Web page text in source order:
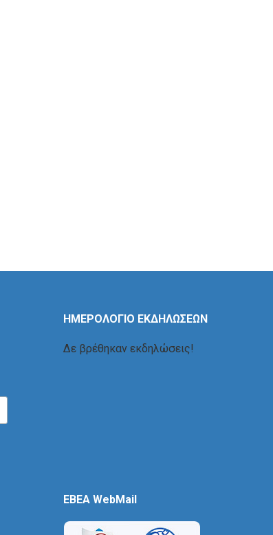
ΗΜΕΡΟΛΟΓΙΟ ΕΚΔΗΛΩΣΕΩΝ
Δε βρέθηκαν εκδηλώσεις!
EBEA WebMail